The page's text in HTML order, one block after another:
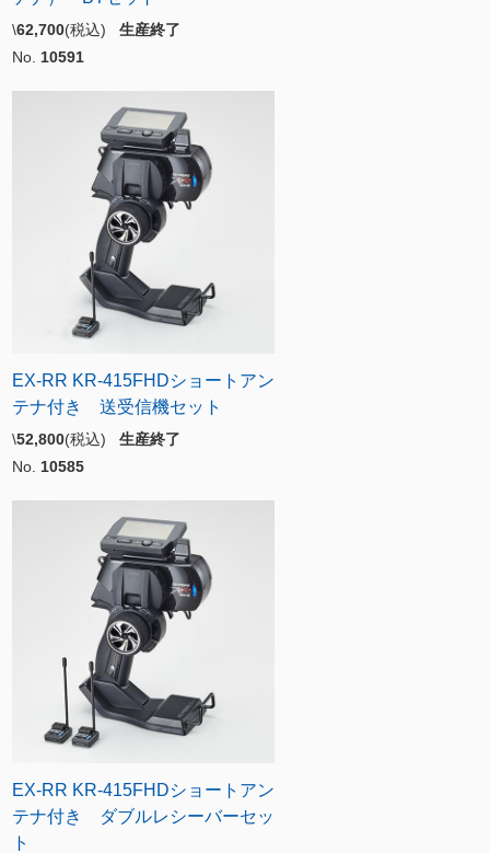
\62,700(税込) 生産終了
No. 10591
EX-RR KR-415FHDショートアン
テナ付き 送受信機セット
\52,800(税込) 生産終了
No. 10585
EX-RR KR-415FHDショートアン
テナ付き ダブルレシーバーセッ
ト